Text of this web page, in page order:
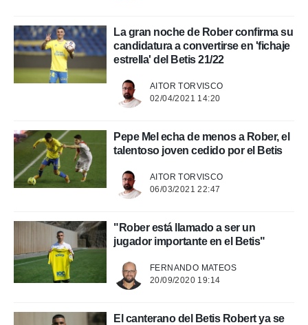
La gran noche de Rober confirma su
candidatura a convertirse en 'fichaje
estrella' del Betis 21/22
AITOR TORVISCO
02/04/2021 14:20
Pepe Mel echa de menos a Rober, el
talentoso joven cedido por el Betis
AITOR TORVISCO
06/03/2021 22:47
"Rober está llamado a ser un
jugador importante en el Betis"
FERNANDO MATEOS
20/09/2020 19:14
El canterano del Betis Robert ya se